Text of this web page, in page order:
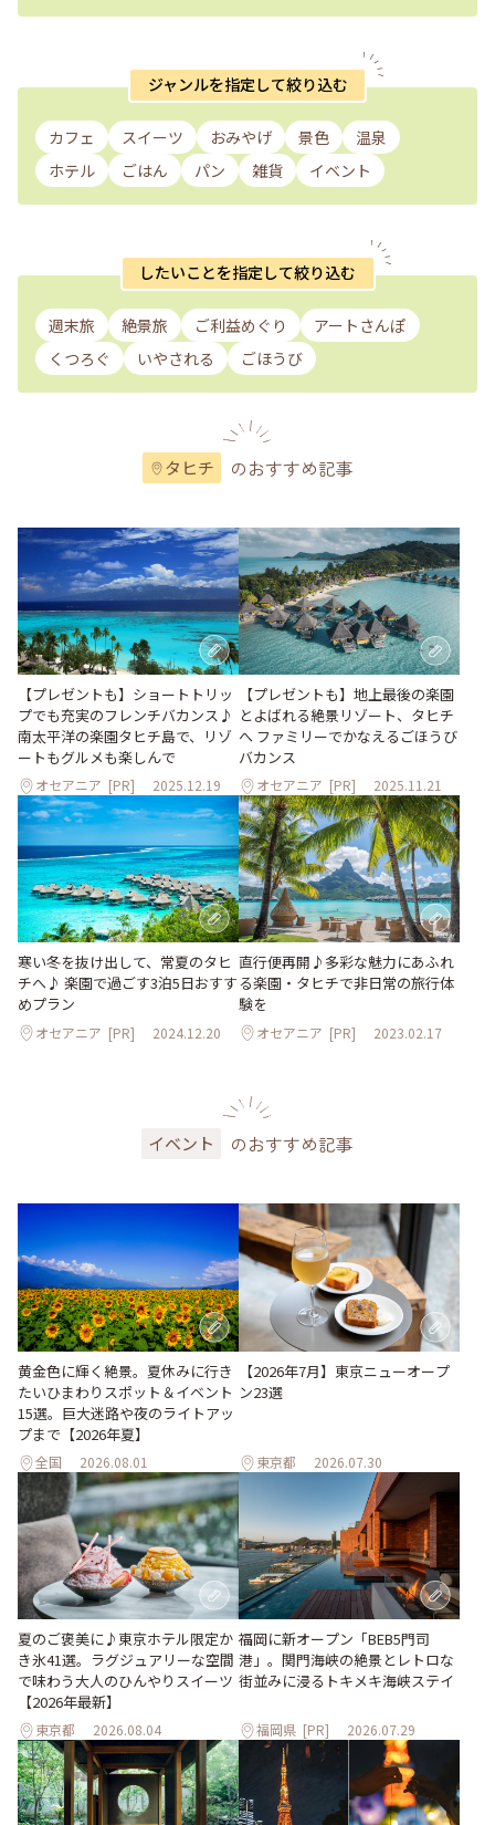
ジャンルを指定して絞り込む
カフェ スイーツ おみやげ 景色
温泉
ホテル
ごはん パン 雑貨 イベント
したいことを指定して絞り込む
週末旅 絶景旅 ご利益めぐり
アートさんぽ
くつろぐ
いやされる ごほうび
タヒチ のおすすめ記事
【プレゼントも】ショートトリッ
プでも充実のフレンチバカンス♪
南太平洋の楽園タヒチ島で、リゾ
ートもグルメも楽しんで
オセアニア [PR] 2025.12.19
【プレゼントも】地上最後の楽園
とよばれる絶景リゾート、タヒチ
へ ファミリーでかなえるごほうび
バカンス
オセアニア [PR] 2025.11.21
寒い冬を抜け出して、常夏のタヒ
チへ♪ 楽園で過ごす3泊5日おすす
めプラン
オセアニア [PR] 2024.12.20
直行便再開♪多彩な魅力にあふれ
る楽園・タヒチで非日常の旅行体
験を
オセアニア [PR] 2023.02.17
イベント のおすすめ記事
黄金色に輝く絶景。夏休みに行き
たいひまわりスポット＆イベント
15選。巨大迷路や夜のライトアッ
プまで【2026年夏】
全国 2026.08.01
【2026年7月】東京ニューオープ
ン23選
東京都 2026.07.30
夏のご褒美に♪東京ホテル限定か
き氷41選。ラグジュアリーな空間
で味わう大人のひんやりスイーツ
【2026年最新】
東京都 2026.08.04
福岡に新オープン「BEB5門司
港」。関門海峡の絶景とレトロな
街並みに浸るトキメキ海峡ステイ
福岡県 [PR] 2026.07.29